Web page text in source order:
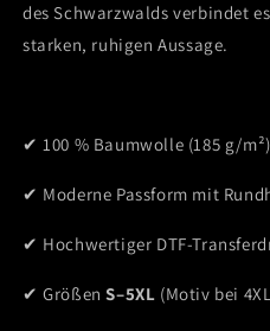
des Schwarzwalds verbindet
starken, ruhigen Aussage.
✔ 100 % Baumwolle (185 g/
✔ Moderne Passform mit
✔ Hochwertiger DTF-
✔ GrößenS–5XL (Motiv bei